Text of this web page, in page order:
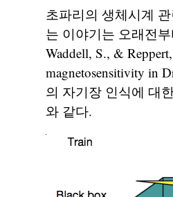
초파리의 생체시계
는 이야기는 오래전부
Waddell, S., &
magnetosensitivity in
의 자기장 인식에 대
와 같다.